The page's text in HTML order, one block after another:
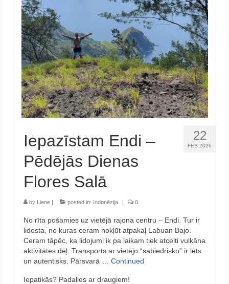
22
FEB 2026
Iepazīstam Endi –
Pēdējās Dienas
Flores Salā
by Liene | posted in: Indonēzija | 0
No rīta pošamies uz vietējā rajona centru – Endi. Tur ir
lidosta, no kuras ceram nokļūt atpakaļ Labuan Bajo.
Ceram tāpēc, ka lidojumi ik pa laikam tiek atcelti vulkāna
aktivitātes dēļ. Transports ar vietējo “sabiedrisko” ir lēts
un autentisks. Pārsvarā … Continued
Iepatikās? Padalies ar draugiem!